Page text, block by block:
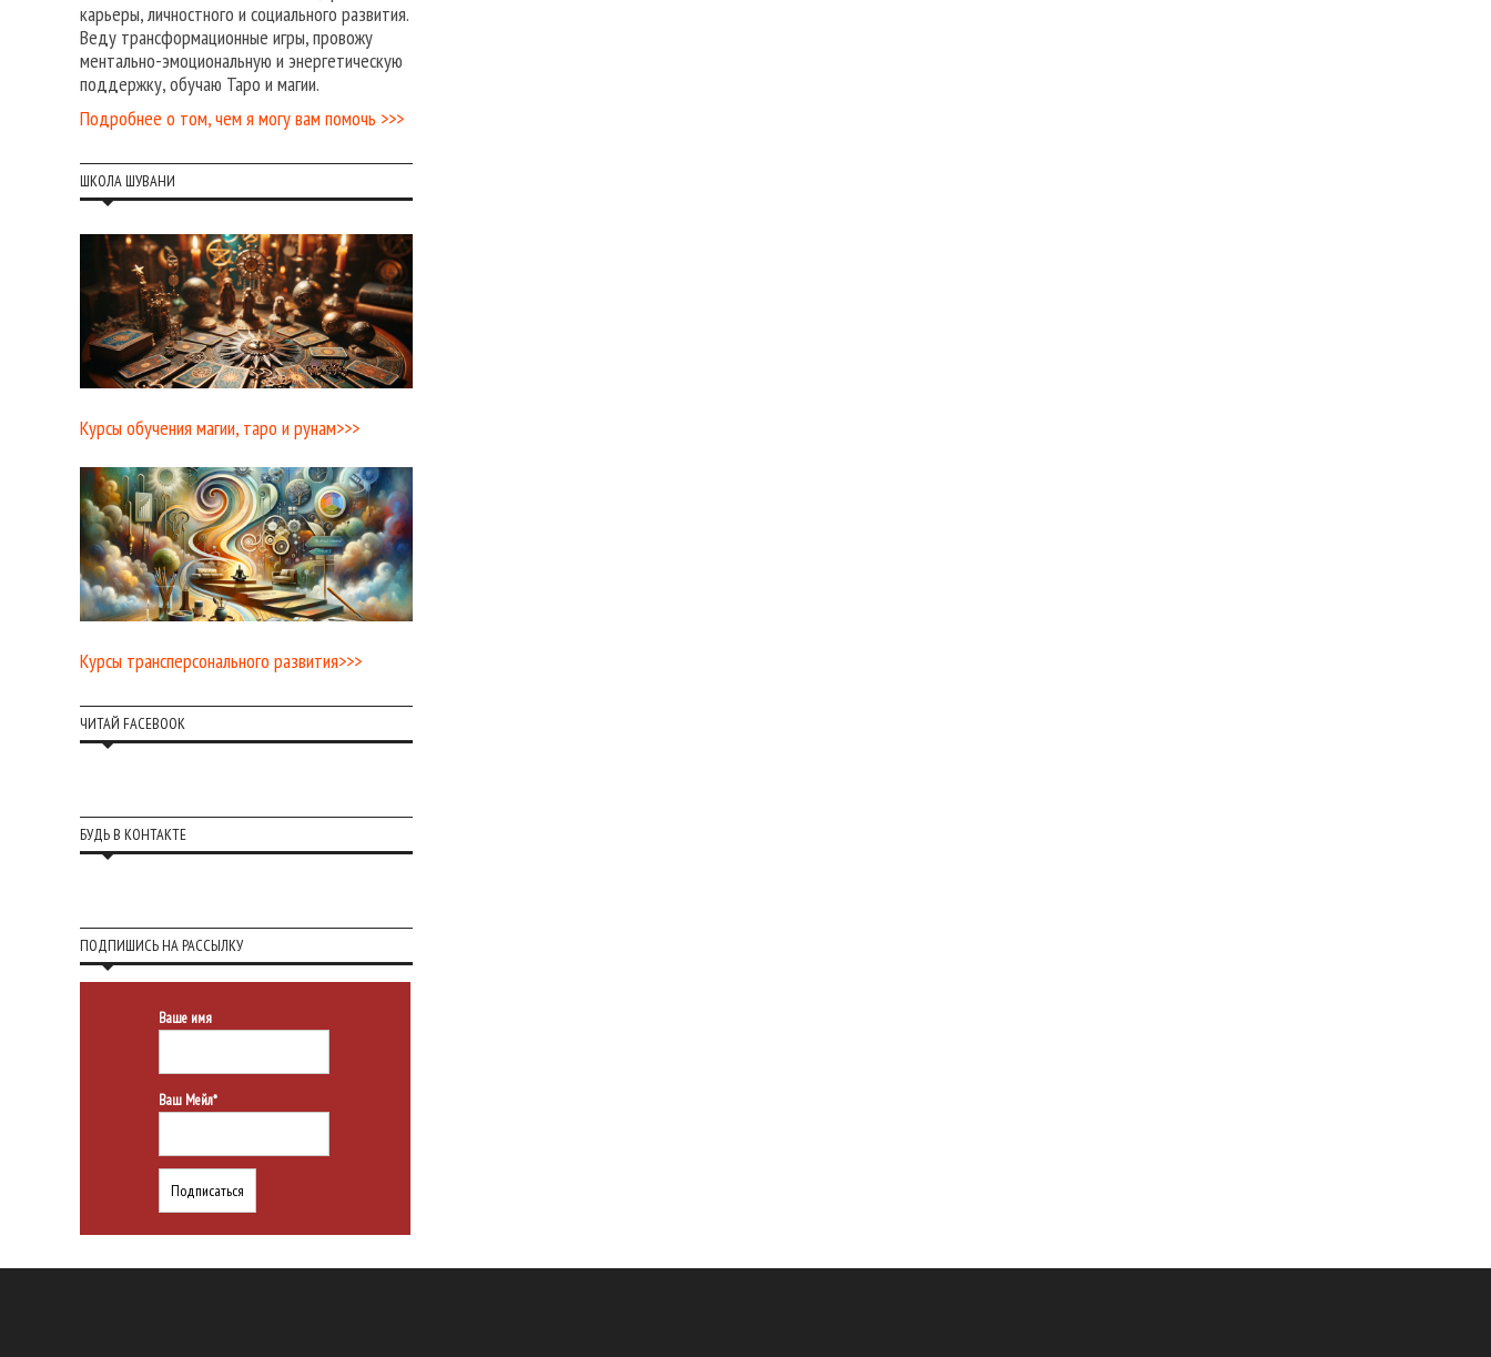
карьеры, личностного и социального развития.
Веду трансформационные игры, провожу
ментально-эмоциональную и энергетическую
поддержку, обучаю Таро и магии.
Подробнее о том, чем я могу вам помочь >>>
ШКОЛА ШУВАНИ
Курсы обучения магии, таро и рунам>>>
Курсы трансперсонального развития>>>
ЧИТАЙ FACEBOOK
БУДЬ В КОНТАКТЕ
ПОДПИШИСЬ НА РАССЫЛКУ
Ваше имя
Ваш Мейл*